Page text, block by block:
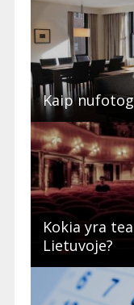
Kaip
Kokia yra
Lietuvoje?